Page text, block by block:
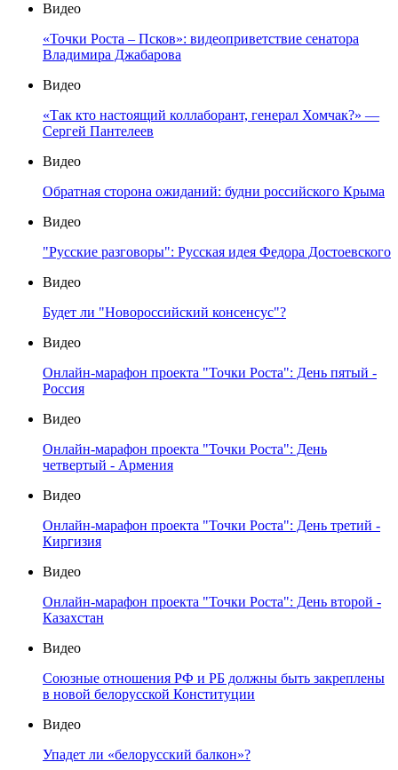
Видео
«Точки Роста – Псков»: видеоприветствие сенатора
Владимира Джабарова
Видео
«Так кто настоящий коллаборант, генерал Хомчак?» —
Сергей Пантелеев
Видео
Обратная сторона ожиданий: будни российского Крыма
Видео
"Русские разговоры": Русская идея Федора Достоевского
Видео
Будет ли "Новороссийский консенсус"?
Видео
Онлайн-марафон проекта "Точки Роста": День пятый -
Россия
Видео
Онлайн-марафон проекта "Точки Роста": День
четвертый - Армения
Видео
Онлайн-марафон проекта "Точки Роста": День третий -
Киргизия
Видео
Онлайн-марафон проекта "Точки Роста": День второй -
Казахстан
Видео
Союзные отношения РФ и РБ должны быть закреплены
в новой белорусской Конституции
Видео
Упадет ли «белорусский балкон»?